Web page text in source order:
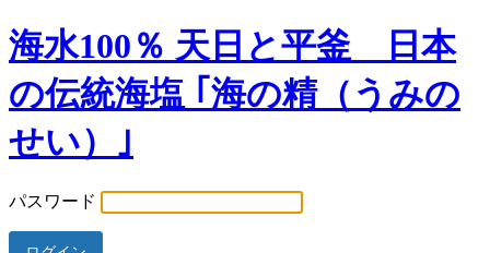
海水100％ 天日と平釜 日本
の伝統海塩 ｢海の精（うみの
せい）｣
パスワード